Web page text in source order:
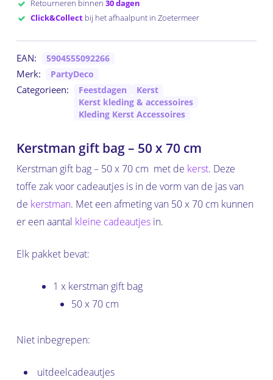
Retourneren binnen 30 dagen
Click&Collectbij het afhaalpunt in Zoetermeer
EAN: 5904555092266
Merk: PartyDeco
Categorieen: Feestdagen
Kerst
Kerst kleding & accessoires
Kleding Kerst Accessoires
Kerstman gift bag – 50 x 70 cm
Kerstman gift bag – 50 x 70 cm met de kerst. Deze
toffe zak voor cadeautjes is in de vorm van de jas van
de kerstman. Met een afmeting van 50 x 70 cm kunnen
er een aantal kleine cadeautjesin.
Elk pakket bevat:
1 x kerstman gift bag
50 x 70 cm
Niet inbegrepen:
uitdeelcadeautjes